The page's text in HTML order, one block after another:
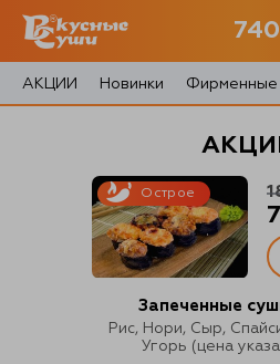
740-1001
с 10:00 до 22:30
АКЦИИ Новинки Фирменные
Острое
Запеченные
Рис, Нори, Сыр,
Угорь (цена